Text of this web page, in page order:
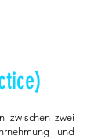
zwischen zwei
und